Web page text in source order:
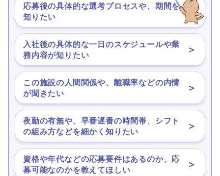
応募後の具体的な選考プロセスや、期間を
知りたい
＞
入社後の具体的な一日のスケジュールや業
務内容が知りたい
＞
この施設の人間関係や、離職率などの内情
が聞きたい
＞
夜勤の有無や、早番遅番の時間帯、シフト
の組み方などを細かく知りたい
＞
資格や年代などの応募要件はあるのか、応
募可能なのかを教えてほしい
＞